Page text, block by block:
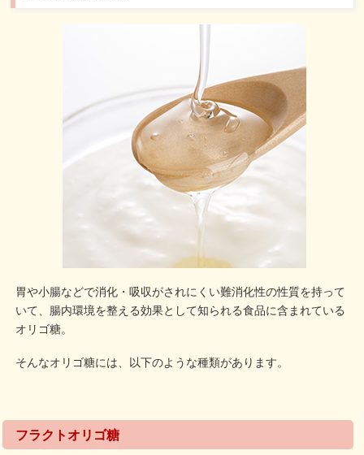
胃や小腸などで消化・吸収がされにくい難消化性の性質を持って
いて、腸内環境を整える効果として知られる食品に含まれている
オリゴ糖。
そんなオリゴ糖には、以下のような種類があります。
フラクトオリゴ糖